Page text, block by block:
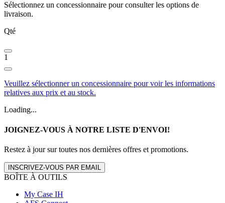
Sélectionnez un concessionnaire pour consulter les options de
livraison.
Qté
1
Veuillez sélectionner un concessionnaire pour voir les informations
relatives aux prix et au stock.
Loading...
JOIGNEZ-VOUS À NOTRE LISTE D'ENVOI!
Restez à jour sur toutes nos dernières offres et promotions.
INSCRIVEZ-VOUS PAR EMAIL
BOÎTE À OUTILS
My Case IH